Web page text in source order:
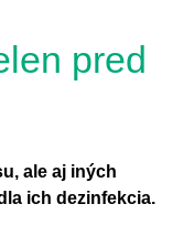
pred
ale aj iných
ich dezinfekcia.